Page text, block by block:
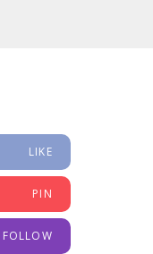
LIKE
PIN
FOLLOW